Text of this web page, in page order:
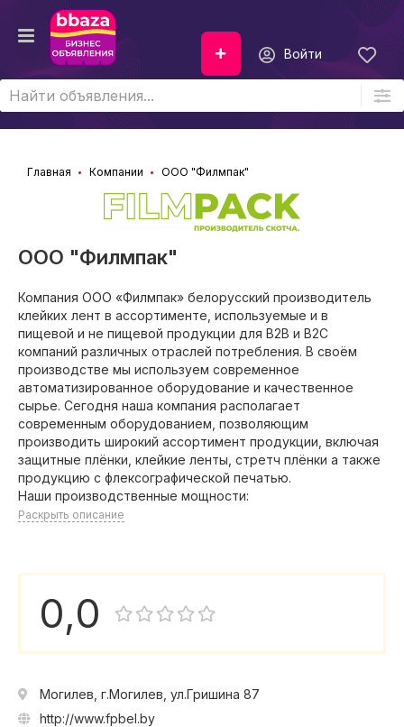
Войти
Главная Компании ООО "Филмпак"
ООО "Филмпак"
Компания ООО «Филмпак» белорусский производитель
клейких лент в ассортименте, используемые и в
пищевой и не пищевой продукции для B2B и B2C
компаний различных отраслей потребления. В своём
производстве мы используем современное
автоматизированное оборудование и качественное
сырье. Сегодня наша компания располагает
современным оборудованием, позволяющим
производить широкий ассортимент продукции, включая
защитные плёнки, клейкие ленты, стретч плёнки а также
продукцию с флексографической печатью.
Наши производственные мощности:
Раскрыть описание
0,0
Могилев, г.Могилев, ул.Гришина 87
http://www.fpbel.by